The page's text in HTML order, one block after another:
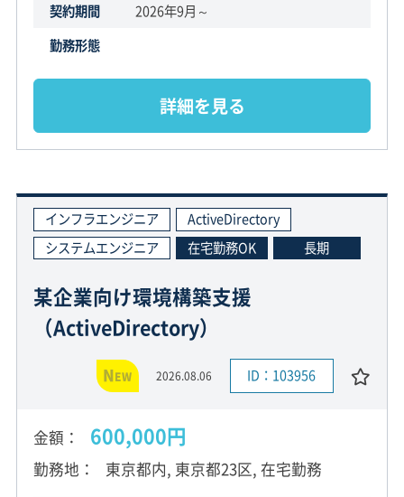
契約期間
2026年9月～
勤務形態
詳細を見る
インフラエンジニア
ActiveDirectory
システムエンジニア
在宅勤務OK 長期
某企業向け環境構築支援
（ActiveDirectory）
NEW 2026.08.06 ID：103956
金額 600,000円
勤務地 東京都内, 東京都23区, 在宅勤務